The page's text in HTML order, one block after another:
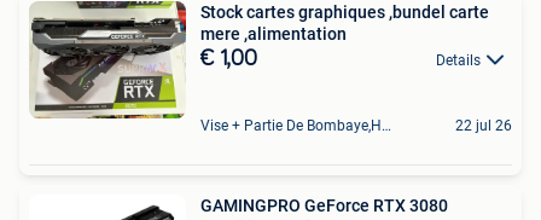
Stock cartes graphiques ,bundel carte
mere ,alimentation
€ 1,00 Details
Vise + Partie De Bombaye,Hac- Court, Hermalle-Ss-Argenteau 22 jul 26
GAMINGPRO GeForce RTX 3080